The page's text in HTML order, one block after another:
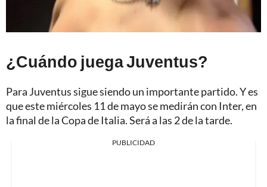
¿Cuándo juega Juventus?
Para Juventus sigue siendo un importante partido. Y es
que este miércoles 11 de mayo se medirán con Inter, en
la final de la Copa de Italia. Será a las 2 de la tarde.
PUBLICIDAD